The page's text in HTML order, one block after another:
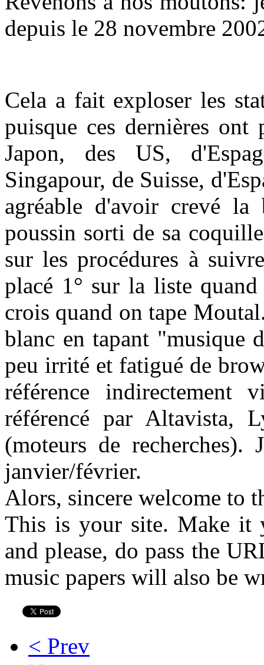
depuis le 28 novembre
Cela a fait exploser les
puisque ces dernières ont
Japon, des US,
Singapour, de Suisse,
agréable d'avoir crevé
poussin sorti de sa
sur les procédures à
placé 1° sur la liste
crois quand on tape
blanc en tapant "musique
peu irrité et fatigué de
référence
référencé par Altavista,
(moteurs de
janvier/février.
Alors, sincere welcome to
This is your site. Make it
and please, do pass the
music papers will also be
< Prev